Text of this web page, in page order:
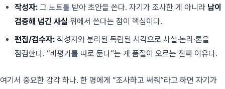
작성자:그 노트를 받아 초안을 쓴다. 자기가 조사한 게 아니라 남이
검증해 넘긴 사실 위에서 쓴다는 점이 핵심이다.
편집/검수자:작성자와 분리된 독립된 시각으로 사실·논리·톤을
점검한다. “비평가를 따로 둔다”는 게 품질이 오르는 진짜 이유다.
여기서 중요한 감각 하나. 한 명에게 “조사하고 써줘”라고 하면 자기가